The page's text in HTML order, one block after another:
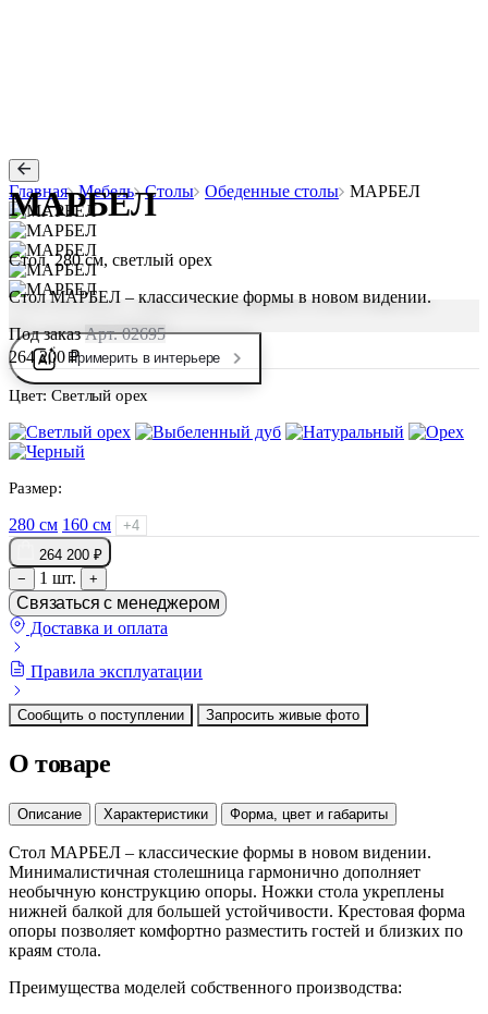
Главная Мебель Столы Обеденные столы МАРБЕЛ
Примерить в интерьере
МАРБЕЛ
Стол, 280 см, светлый орех
Стол МАРБЕЛ – классические формы в новом видении.
Под заказ Арт. 02695
264 200 ₽
Цвет: Светлый орех
Размер:
280 см 160 см
+4
264 200 ₽
−
1 шт. +
Связаться с менеджером
Доставка и оплата
Правила эксплуатации
Сообщить о поступлении Запросить живые фото
О товаре
Описание Характеристики Форма, цвет и габариты
Стол МАРБЕЛ – классические формы в новом видении.
Минималистичная столешница гармонично дополняет
необычную конструкцию опоры. Ножки стола укреплены
нижней балкой для большей устойчивости. Крестовая форма
опоры позволяет комфортно разместить гостей и близких по
краям стола.
Преимущества моделей собственного производства: